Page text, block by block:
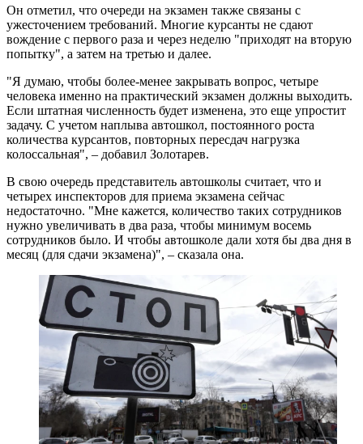
Он отметил, что очереди на экзамен также связаны с
ужесточением требований. Многие курсанты не сдают
вождение с первого раза и через неделю "приходят на вторую
попытку", а затем на третью и далее.
"Я думаю, чтобы более-менее закрывать вопрос, четыре
человека именно на практический экзамен должны выходить.
Если штатная численность будет изменена, это еще упростит
задачу. С учетом наплыва автошкол, постоянного роста
количества курсантов, повторных пересдач нагрузка
колоссальная", – добавил Золотарев.
В свою очередь представитель автошколы считает, что и
четырех инспекторов для приема экзамена сейчас
недостаточно. "Мне кажется, количество таких сотрудников
нужно увеличивать в два раза, чтобы минимум восемь
сотрудников было. И чтобы автошколе дали хотя бы два дня в
месяц (для сдачи экзамена)", – сказала она.